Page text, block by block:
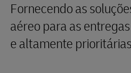
Fornecendo as
aéreo para as
e altamente prioritárias